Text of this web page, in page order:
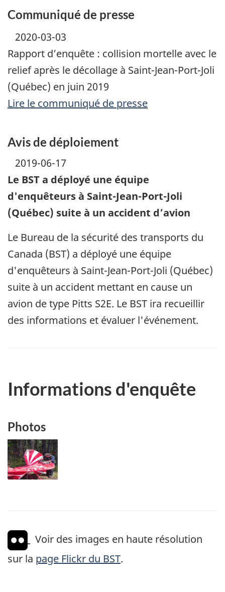
Communiqué de presse
2020-03-03
Rapport d’enquête : collision mortelle avec le
relief après le décollage à Saint-Jean-Port-Joli
(Québec) en juin 2019
Lire le communiqué de presse
Avis de déploiement
2019-06-17
Le BST a déployé une équipe
d'enquêteurs à Saint-Jean-Port-Joli
(Québec) suite à un accident d’avion
Le Bureau de la sécurité des transports du
Canada (BST) a déployé une équipe
d'enquêteurs à Saint-Jean-Port-Joli (Québec)
suite à un accident mettant en cause un
avion de type Pitts S2E. Le BST ira recueillir
des informations et évaluer l'événement.
Informations d'enquête
Photos
Image
Voir des images en haute résolution
sur la page Flickr du BST.